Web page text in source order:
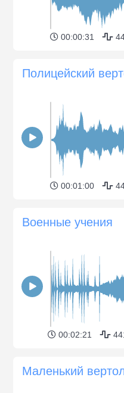
00:00:31
Полицейский
00:01:00
Военные учения
00:02:21
Маленький